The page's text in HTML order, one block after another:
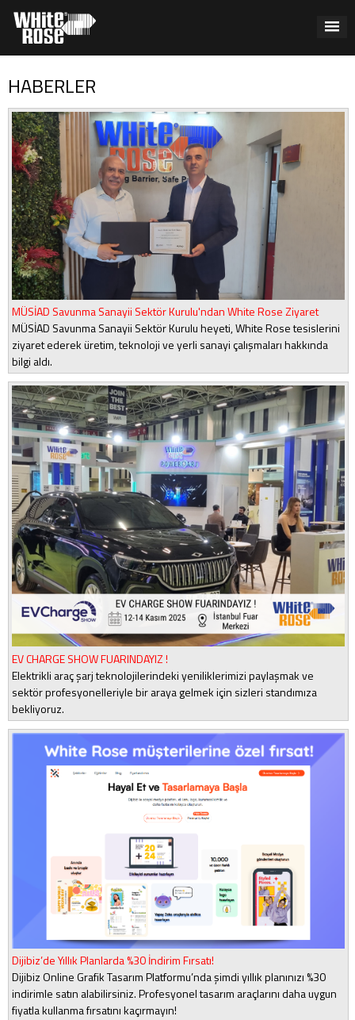
HABERLER
MÜSİAD Savunma Sanayii Sektör Kurulu'ndan White Rose Ziyaret
MÜSİAD Savunma Sanayii Sektör Kurulu heyeti, White Rose tesislerini
ziyaret ederek üretim, teknoloji ve yerli sanayi çalışmaları hakkında
bilgi aldı.
EV CHARGE SHOW FUARINDAYIZ !
Elektrikli araç şarj teknolojilerindeki yeniliklerimizi paylaşmak ve
sektör profesyonelleriyle bir araya gelmek için sizleri standımıza
bekliyoruz.
Dijibiz’de Yıllık Planlarda %30 İndirim Fırsatı!
Dijibiz Online Grafik Tasarım Platformu’nda şimdi yıllık planınızı %30
indirimle satın alabilirsiniz. Profesyonel tasarım araçlarını daha uygun
fiyatla kullanma fırsatını kaçırmayın!